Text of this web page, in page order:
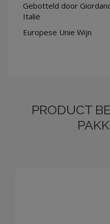
Gebotteld door
Italië
Europese Unie Wijn
PRODUCT